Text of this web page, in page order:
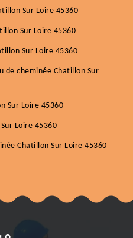
Sur Loire 45360
Sur Loire 45360
Sur Loire 45360
de cheminée Chatillon Sur
Sur Loire 45360
Loire 45360
Chatillon Sur Loire 45360